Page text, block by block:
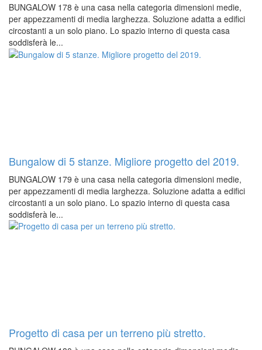
BUNGALOW 178 è una casa nella categoria dimensioni medie,
per appezzamenti di media larghezza. Soluzione adatta a edifici
circostanti a un solo piano. Lo spazio interno di questa casa
soddisferà le...
Bungalow di 5 stanze. Migliore progetto del 2019.
BUNGALOW 179 è una casa nella categoria dimensioni medie,
per appezzamenti di media larghezza. Soluzione adatta a edifici
circostanti a un solo piano. Lo spazio interno di questa casa
soddisferà le...
Progetto di casa per un terreno più stretto.